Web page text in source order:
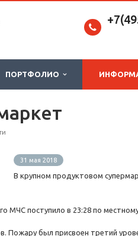
ПОРТФОЛИО
31 мая 2018
В крупном продуктовом
МЧС поступило в 23:28 по
Пожару был присвоен третий